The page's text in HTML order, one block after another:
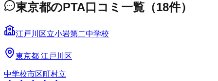
東京都のPTA口コミ一覧 （18件）
江戸川区立小岩第二中学校
東京都 江戸川区
中学校市区町村立